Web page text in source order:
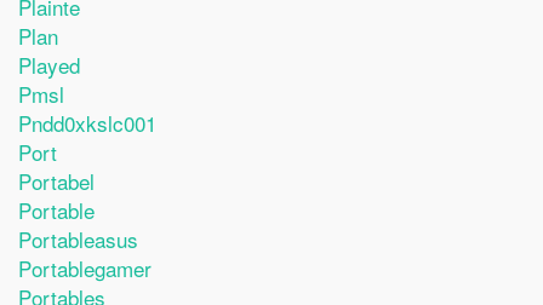
Plainte
Plan
Played
Pmsl
Pndd0xkslc001
Port
Portabel
Portable
Portableasus
Portablegamer
Portables